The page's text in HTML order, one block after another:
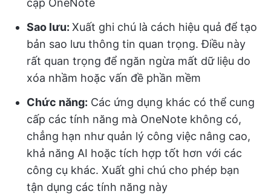
cập OneNote
Sao lưu: Xuất ghi chú là cách hiệu quả để tạo
bản sao lưu thông tin quan trọng. Điều này
rất quan trọng để ngăn ngừa mất dữ liệu do
xóa nhầm hoặc vấn đề phần mềm
Chức năng: Các ứng dụng khác có thể cung
cấp các tính năng mà OneNote không có,
chẳng hạn như quản lý công việc nâng cao,
khả năng AI hoặc tích hợp tốt hơn với các
công cụ khác. Xuất ghi chú cho phép bạn
tận dụng các tính năng này